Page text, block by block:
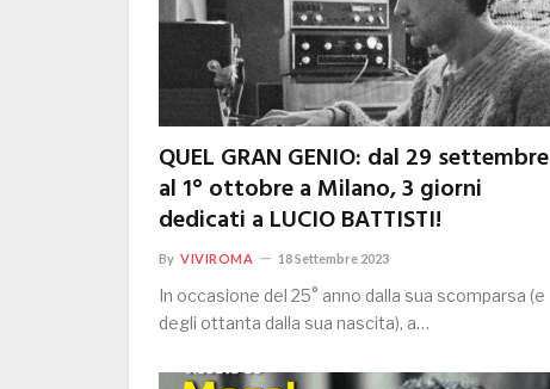
QUEL GRAN GENIO: dal 29 settembre
al 1° ottobre a Milano, 3 giorni
dedicati a LUCIO BATTISTI!
By VIVIROMA 18 Settembre 2023
In occasione del 25° anno dalla sua scomparsa (e
degli ottanta dalla sua nascita), a…